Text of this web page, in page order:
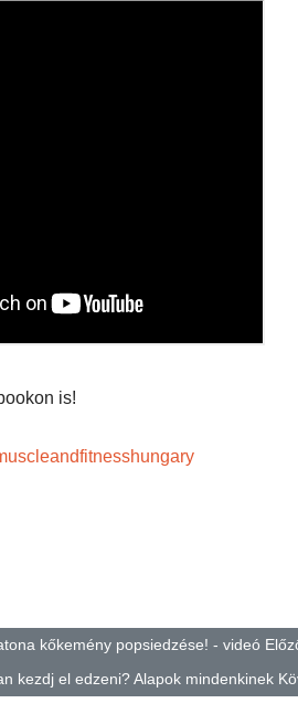
is!
kőkemény popsiedzése! - videó
kezdj el edzeni? Alapok mindenkinek